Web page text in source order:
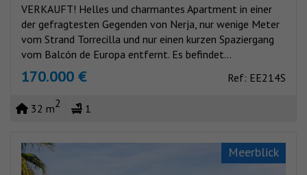
VERKAUFT! Helles und charmantes Apartment in einer
der gefragtesten Gegenden von Nerja, nur wenige Meter
vom Strand Torrecilla und nur einen kurzen Spaziergang
vom Balcón de Europa entfernt. Es befindet...
170.000 € Ref: EE214S
32 m2 1
Meerblick